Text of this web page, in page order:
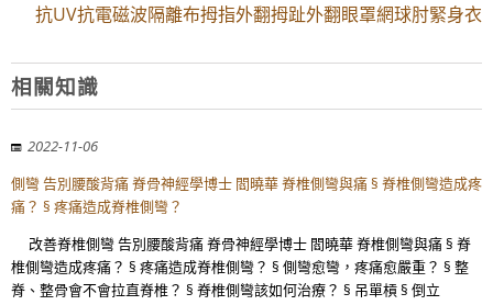
抗UV抗電磁波隔離布拇指外翻拇趾外翻眼罩網球肘緊身衣
相關知識
2022-11-06
側彎 告別腰酸背痛 脊骨神經學博士 閻曉華 脊椎側彎與痛 § 脊椎側彎造成疼
痛？ § 疼痛造成脊椎側彎？
改善脊椎側彎 告別腰酸背痛 脊骨神經學博士 閻曉華 脊椎側彎與痛 § 脊
椎側彎造成疼痛？ § 疼痛造成脊椎側彎？ § 側彎愈彎，疼痛愈嚴重？ § 整
脊、整骨會不會拉直脊椎？ § 脊椎側彎該如何治療？ § 吊單槓 § 倒立